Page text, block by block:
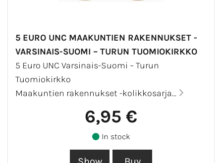
5 EURO UNC MAAKUNTIEN RAKENNUKSET -
VARSINAIS-SUOMI – TURUN TUOMIOKIRKKO
5 Euro UNC Varsinais-Suomi – Turun
Tuomiokirkko
Maakuntien rakennukset -kolikkosarja...
6,95 €
In stock